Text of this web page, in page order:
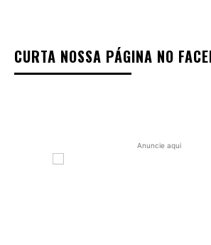
CURTA NOSSA PÁGINA NO
Anuncie aqui